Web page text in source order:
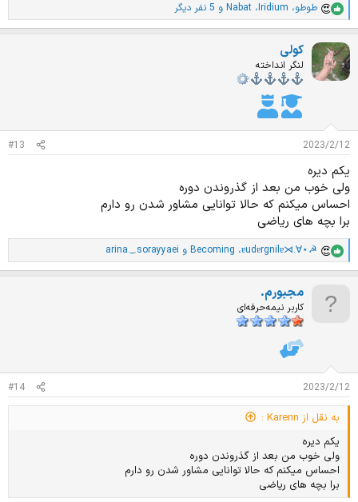
ا
م
ت
ی
ا
ز
طوطو، Iridium، Nabat و 5 نفر دیگر
کولی
لنگر انداخته
2023/2/12
#13
یکم دیره
ولی خوب من بعد از گذروندن دوره
احساس میکنم که حالا توانایی مشاور شدن رو دارم
برا بچه های ریاضی
ا
م
ɐudɐrgnilɐ⋊.∀⋆☭، Becoming و arina._.sorayyaei
مجبورم.
کاربر نیمه‌حرفه‌ای
2023/2/12
#14
به نقل از Karenn :
یکم دیره
ولی خوب من بعد از گذروندن دوره
احساس میکنم که حالا توانایی مشاور شدن رو دارم
برا بچه های ریاضی